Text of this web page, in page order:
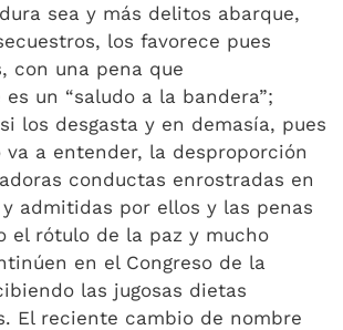
sea y más delitos abarque,
los favorece pues
con una pena que
un “saludo a la bandera”;
los desgasta y en demasía, pues
va a entender, la desproporción
conductas enrostradas en
admitidas por ellos y las penas
el rótulo de la paz y mucho
en el Congreso de la
las jugosas dietas
El reciente cambio de nombre